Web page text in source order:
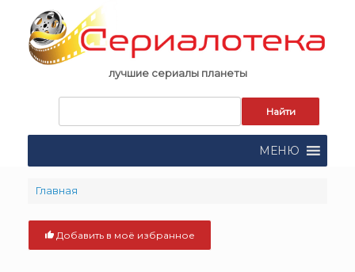
content
лучшие сериалы планеты
поиска:
МЕНЮ
Главная
Добавить в моё избранное